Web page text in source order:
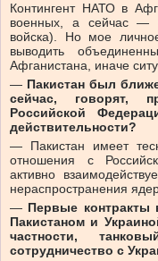
Контингент НАТО в
военных, а сейчас —
войска). Но мое
выводить
Афганистана, иначе
— Пакистан был
сейчас, говорят,
Российской
действительности?
— Пакистан имеет
отношения с
активно
нераспространения
— Первые контракты
Пакистаном и
частности,
сотрудничество с